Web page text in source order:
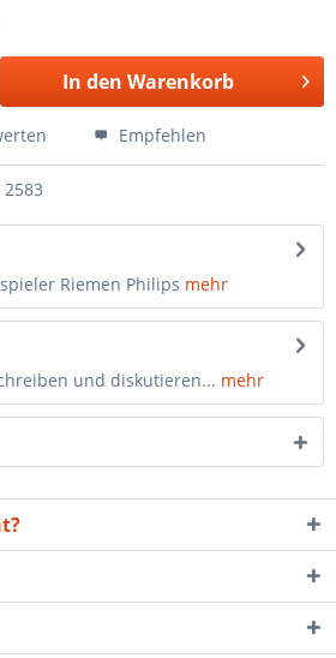
In den Warenkorb
Empfehlen
2583
Riemen Philips mehr
und diskutieren... mehr